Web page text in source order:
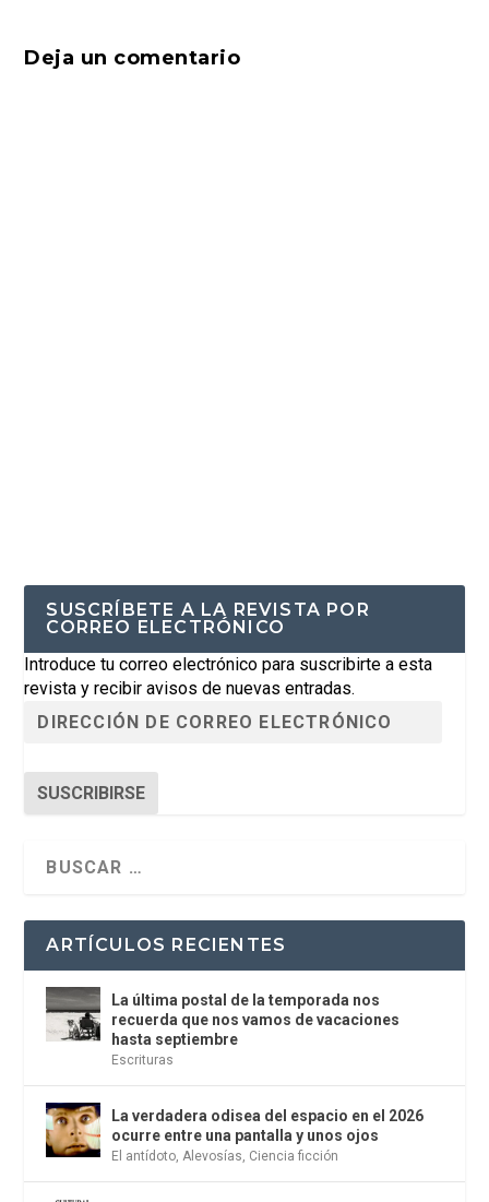
Deja un comentario
SUSCRÍBETE A LA REVISTA POR
CORREO ELECTRÓNICO
Introduce tu correo electrónico para suscribirte a esta
revista y recibir avisos de nuevas entradas.
SUSCRIBIRSE
ARTÍCULOS RECIENTES
La última postal de la temporada nos
recuerda que nos vamos de vacaciones
hasta septiembre
Escrituras
La verdadera odisea del espacio en el 2026
ocurre entre una pantalla y unos ojos
El antídoto,Alevosías, Ciencia ficción